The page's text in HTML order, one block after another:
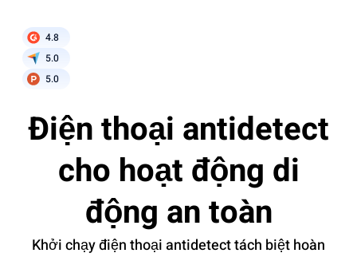
4.8
5.0
5.0
Điện thoại antidetect
cho hoạt động di
động an toàn
Khởi chạy điện thoại antidetect tách biệt hoàn